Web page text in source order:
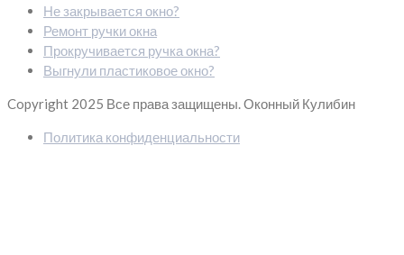
Не закрывается окно?
Ремонт ручки окна
Прокручивается ручка окна?
Выгнули пластиковое окно?
Copyright 2025 Все права защищены. Оконный Кулибин
Политика конфиденциальности